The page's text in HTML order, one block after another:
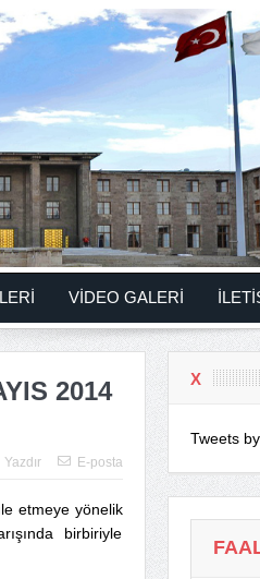
VİDEO GALERİ
2014
Yazdır E-posta
etmeye yönelik
birbiriyle
X
Tweets